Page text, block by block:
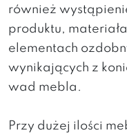
również
produktu,
elementach
wynikających z
wad mebla.
Przy dużej ilości